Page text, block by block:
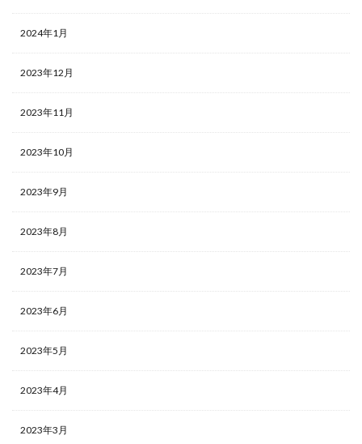
2024年1月
2023年12月
2023年11月
2023年10月
2023年9月
2023年8月
2023年7月
2023年6月
2023年5月
2023年4月
2023年3月